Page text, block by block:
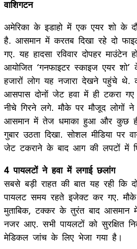
वाशिगटन
अमेरिका के इडाहो में एक एयर शो के
है. आसमान में करतब दिखा रहे दो
गए. यह हादसा रविवार दोपहर माउंटेन
आयोजित ‘गनफाइटर स्काइज एयर
हजारों लोग यह नजारा देखने पहुंचे
आसपास दोनों जेट हवा में ही टकरा
नीचे गिरने लगे. मौके पर मौजूद लोगों
आसमान में तेज धमाका हुआ और कुछ
गुबार उठता दिखा. सोशल मीडिया पर
जेट टकराने के बाद आग की लपटों में
4 पायलटों ने हवा में लगाई छलांग
सबसे बड़ी राहत की बात यह रही कि
पायलट समय रहते इजेक्ट कर गए.
मुताबिक, टक्कर के तुरंत बाद आसमान
नजर आए. सभी पायलटों को सुरक्षित
मेडिकल जांच के लिए भेजा गया है।